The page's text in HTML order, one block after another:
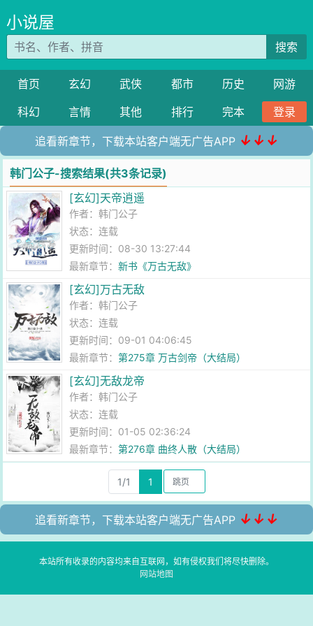
小说屋
搜索
首页 玄幻 武侠 都市 历史
网游
科幻
言情 其他 排行 完本 登录
追看新章节，下载本站客户端无广告APP ↓↓↓
韩门公子-搜索结果(共3条记录)
[玄幻]天帝逍遥
作者：韩门公子
状态：连载
更新时间：08-30 13:27:44
最新章节：新书《万古无敌》
[玄幻]万古无敌
作者：韩门公子
状态：连载
更新时间：09-01 04:06:45
最新章节：第275章 万古剑帝（大结局）
[玄幻]无敌龙帝
作者：韩门公子
状态：连载
更新时间：01-05 02:36:24
最新章节：第276章 曲终人散（大结局）
1/1 1
追看新章节，下载本站客户端无广告APP ↓↓↓
本站所有收录的内容均来自互联网，如有侵权我们将尽快删除。
网站地图